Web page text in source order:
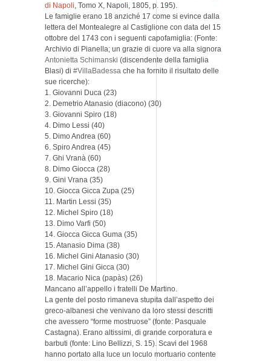
di Napoli, Tomo X, Napoli, 1805, p. 195).
Le famiglie erano 18 anziché 17 come si evince dalla
lettera del Montealegre al Castiglione con data del 15
ottobre del 1743 con i seguenti capofamiglia: (Fonte:
Archivio di Pianella; un grazie di cuore va alla signora
Antonietta Schimanski (discendente della famiglia
Blasi) di #VillaBadessa che ha fornito il risultato delle
sue ricerche):
1. Giovanni Duca (23)
2. Demetrio Atanasio (diacono) (30)
3. Giovanni Spiro (18)
4. Dimo Lessi (40)
5. Dimo Andrea (60)
6. Spiro Andrea (45)
7. Ghi Vranà (60)
8. Dimo Giocca (28)
9. Gini Vrana (35)
10. Giocca Gicca Zupa (25)
11. Martin Lessi (35)
12. Michel Spiro (18)
13. Dimo Varfi (50)
14. Giocca Gicca Guma (35)
15. Atanasio Dima (38)
16. Michel Gini Atanasio (30)
17. Michel Gini Gicca (30)
18. Macario Nica (papàs) (26)
Mancano all’appello i fratelli De Martino.
La gente del posto rimaneva stupita dall’aspetto dei
greco-albanesi che venivano da loro stessi descritti
che avessero “forme mostruose” (fonte: Pasquale
Castagna). Erano altissimi, di grande corporatura e
barbuti (fonte: Lino Bellizzi, S. 15). Scavi del 1968
hanno portato alla luce un loculo mortuario contente